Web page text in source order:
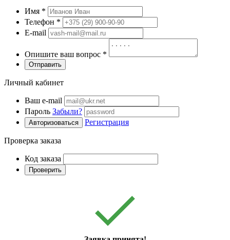
Имя *
Телефон *
E-mail
Опишите ваш вопрос *
Отправить
Личный кабинет
Ваш e-mail
Пароль Забыли?
Авторизоваться Регистрация
Проверка заказа
Код заказа
Проверить